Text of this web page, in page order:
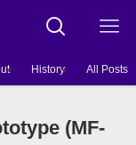
History All Posts
(MF-